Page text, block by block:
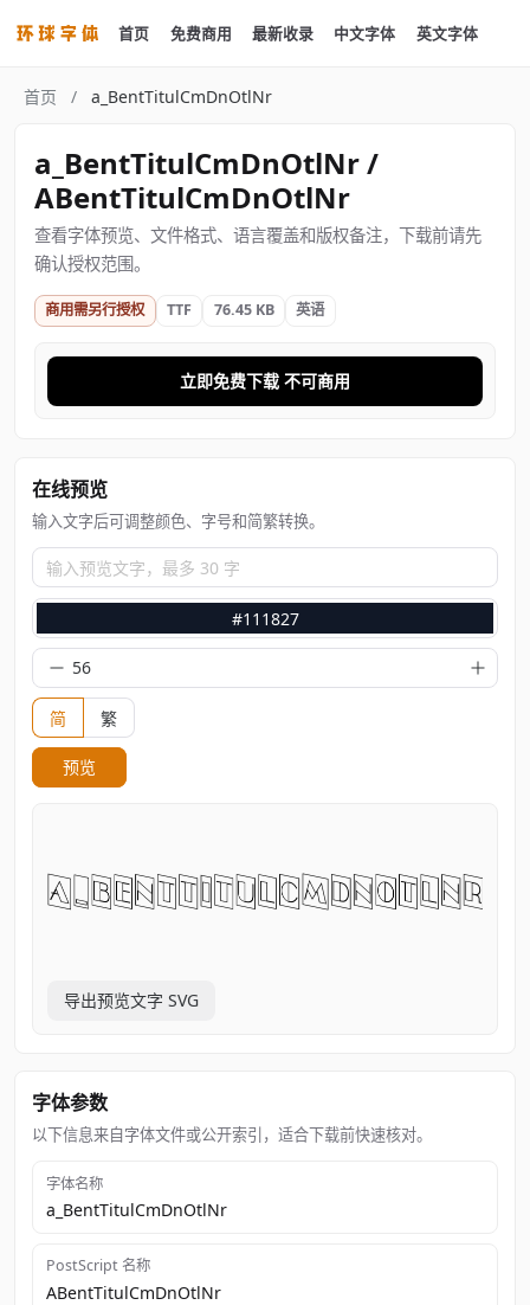
首页 免费商用 最新收录 中文字体 英文字体
首页 / a_BentTitulCmDnOtlNr
a_BentTitulCmDnOtlNr /
ABentTitulCmDnOtlNr
查看字体预览、文件格式、语言覆盖和版权备注，下载前请先
确认授权范围。
商用需另行授权 TTF 76.45 KB 英语
立即免费下载 不可商用
在线预览
输入文字后可调整颜色、字号和简繁转换。
输入预览文字，最多 30 字
#111827
简 繁
预览
导出预览文字 SVG
字体参数
以下信息来自字体文件或公开索引，适合下载前快速核对。
字体名称
a_BentTitulCmDnOtlNr
PostScript 名称
ABentTitulCmDnOtlNr